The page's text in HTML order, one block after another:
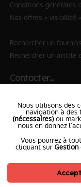
Conditions générales
Nos offres « visibilité »
Rechercher un
Rechercher un article
Contacter…
✆ 18№National
le SDISle plus
l'équipe
Nous utilisons des
navigation à des
(nécessaires) ou
nous en donnez
Vous pourrez à
cliquant sur Gestion